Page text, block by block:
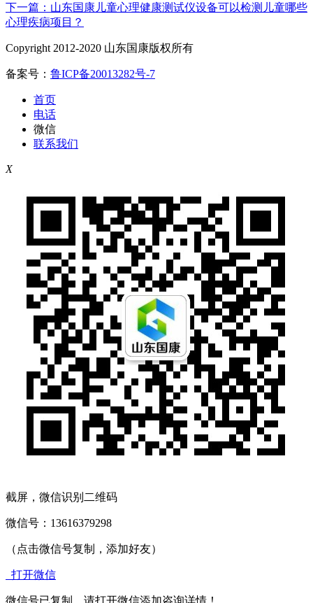
下一篇：山东国康儿童心理健康测试仪设备可以检测儿童哪些
心理疾病项目？
Copyright 2012-2020 山东国康版权所有
备案号： 鲁ICP备20013282号-7
首页
电话
微信
联系我们
X
截屏，微信识别二维码
微信号： 13616379298
（点击微信号复制，添加好友）
打开微信